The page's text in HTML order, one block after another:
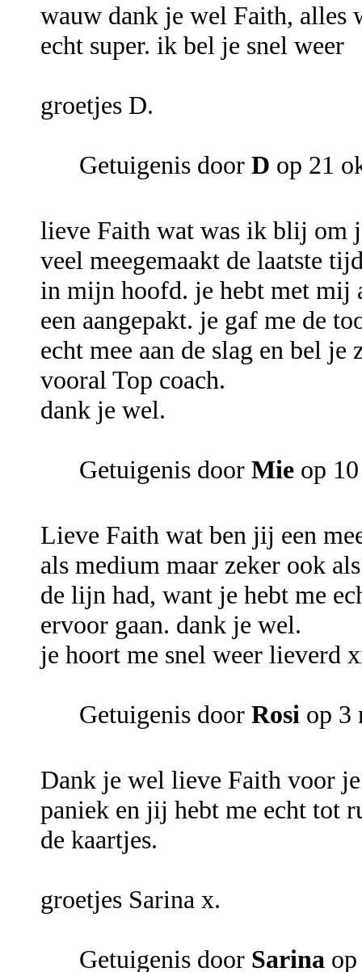
wauw dank je wel Faith, alles
echt super. ik bel je snel weer
groetjes D.
Getuigenis door D op 21
lieve Faith wat was ik blij om
veel meegemaakt de laatste
in mijn hoofd. je hebt met mij
een aangepakt. je gaf me de
echt mee aan de slag en bel
vooral Top coach.
dank je wel.
Getuigenis door Mie op
Lieve Faith wat ben jij een
als medium maar zeker ook
de lijn had, want je hebt me
ervoor gaan. dank je wel.
je hoort me snel weer lieverd
Getuigenis door Rosi op 3
Dank je wel lieve Faith voor
paniek en jij hebt me echt tot
de kaartjes.
groetjes Sarina x.
Getuigenis door Sarina